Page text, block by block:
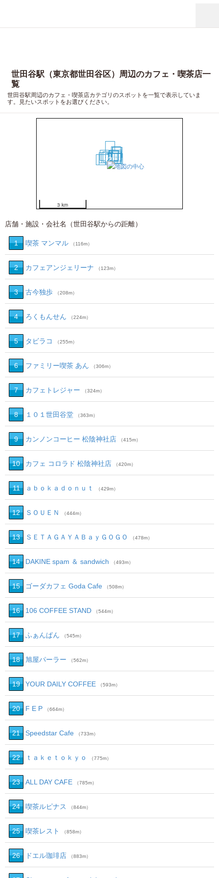
世田谷駅（東京都世田谷区）周辺のカフェ・喫茶店一
覧
世田谷駅周辺のカフェ・喫茶店カテゴリのスポットを一覧で表示していま
す。見たいスポットをお選びください。
12
3 45
6
7
8 9
10
11 12
13
14
15
16
17
18
19
20
3 km
店舗・施設・会社名（世田谷駅からの距離）
1 喫茶 マンマル （116m）
2 カフェアンジェリーナ （123m）
3 古今独歩 （208m）
4 ろくもんせん （224m）
5 タビラコ （255m）
6 ファミリー喫茶 あん （306m）
7 カフェトレジャー （324m）
8 １０１世田谷堂 （363m）
9 カンノンコーヒー 松陰神社店 （415m）
10 カフェ コロラド 松陰神社店 （420m）
11 ａｂｏｋａｄｏｎｕｔ （429m）
12 ＳＯＵＥＮ （444m）
13 ＳＥＴＡＧＡＹＡＢａｙＧＯＧＯ （478m）
14 DAKINE spam ＆ sandwich （493m）
15 ゴーダカフェ Goda Cafe （508m）
16 106 COFFEE STAND （544m）
17 ふぁんぱん （545m）
18 旭屋パーラー （562m）
19 YOUR DAILY COFFEE （593m）
20 F E P （664m）
21 Speedstar Cafe （733m）
22 ｔａｋｅｔｏｋｙｏ （775m）
23 ALL DAY CAFE （785m）
24 喫茶ルピナス （844m）
25 喫茶レスト （858m）
26 ドエル珈琲店 （883m）